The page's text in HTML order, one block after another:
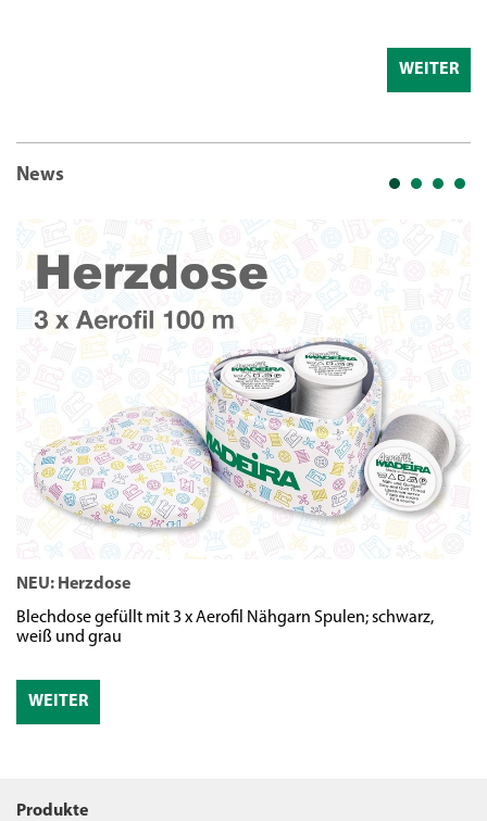
WEITER
News
NEU: Herzdose
Blechdose gefüllt mit 3 x Aerofil Nähgarn Spulen; schwarz,
weiß und grau
WEITER
Produkte